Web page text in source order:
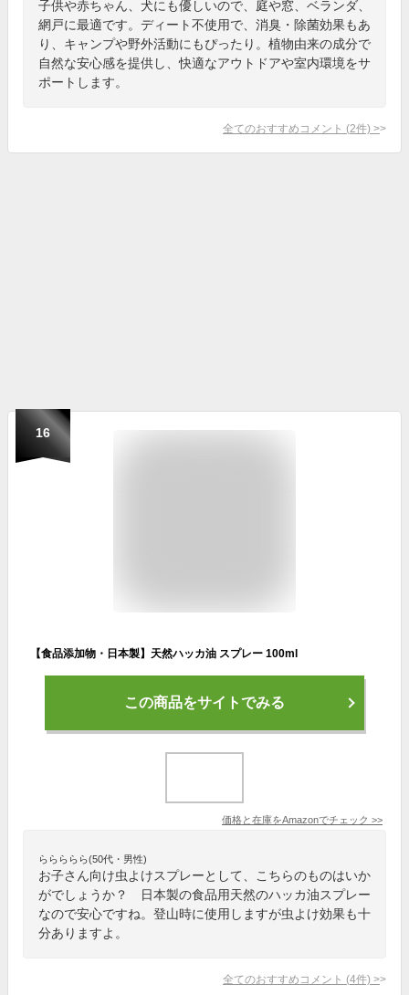
子供や赤ちゃん、犬にも優しいので、庭や窓、ベランダ、
網戸に最適です。ディート不使用で、消臭・除菌効果もあ
り、キャンプや野外活動にもぴったり。植物由来の成分で
自然な安心感を提供し、快適なアウトドアや室内環境をサ
ポートします。
全てのおすすめコメント (2件) >
16
【食品添加物・日本製】天然ハッカ油 スプレー 100ml
この商品をサイトでみる
価格と在庫をAmazonでチェック >>
ららららら(50代・男性)
お子さん向け虫よけスプレーとして、こちらのものはいか
がでしょうか？ 日本製の食品用天然のハッカ油スプレー
なので安心ですね。登山時に使用しますが虫よけ効果も十
分ありますよ。
全てのおすすめコメント (4件) >